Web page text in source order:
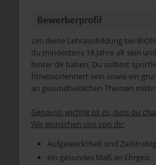
Bewerberprofil
Um deine Lehrausbildung bei
du mindestens 18 Jahre alt sein
hinter dir haben. Du solltest
fitnessorientiert sein sowie ein
an gesundheitlichen Themen
Genauso wichtig ist es, dass du
Wir wünschen uns von dir:
Aufgewecktheit und
ein gesundes Maß an Ehrgeiz